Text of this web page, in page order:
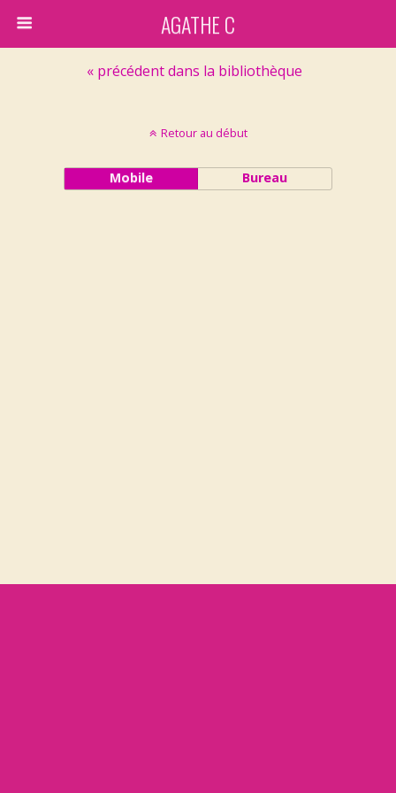
AGATHE C
« précédent dans la bibliothèque
Retour au début
Mobile Bureau